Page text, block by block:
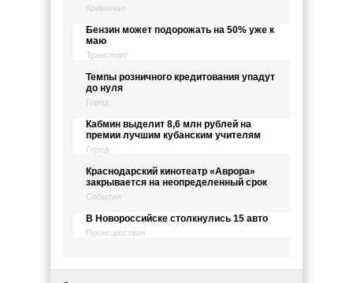
Криминал
Бензин может подорожать на 50% уже к
маю
Транспорт
Темпы розничного кредитования упадут
до нуля
Город
Кабмин выделит 8,6 млн рублей на
премии лучшим кубанским учителям
Город
Краснодарский кинотеатр «Аврора»
закрывается на неопределенный срок
События
В Новороссийске столкнулись 15 авто
Происшествия